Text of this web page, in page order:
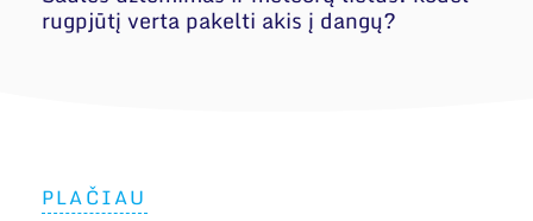
rugpjūtį verta pakelti akis į dangų?
PLAČIAU